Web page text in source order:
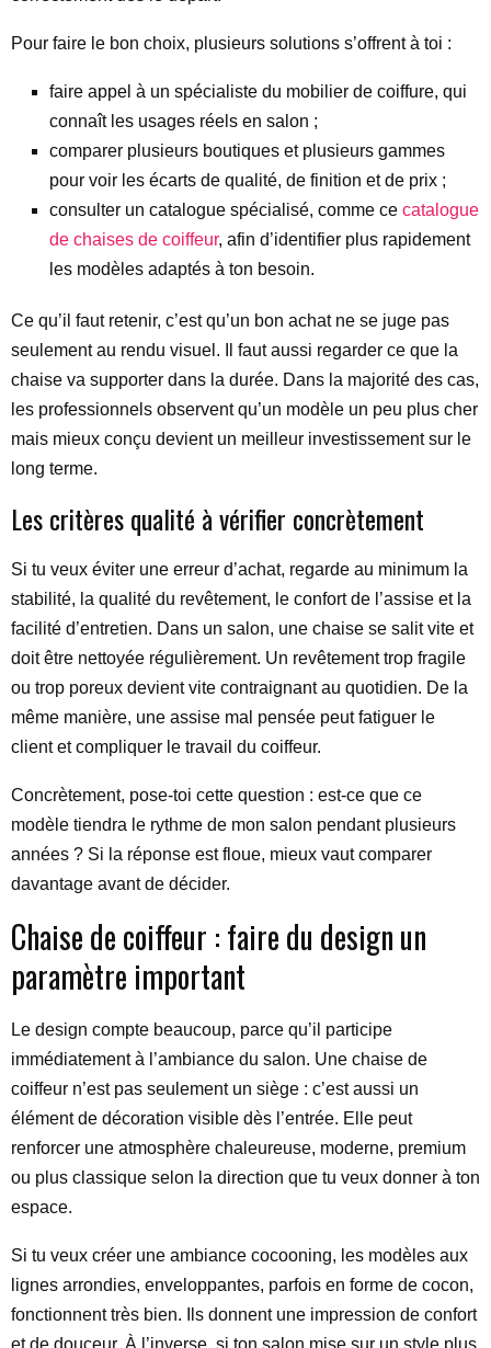
Pour faire le bon choix, plusieurs solutions s’offrent à toi :
faire appel à un spécialiste du mobilier de coiffure, qui
connaît les usages réels en salon ;
comparer plusieurs boutiques et plusieurs gammes
pour voir les écarts de qualité, de finition et de prix ;
consulter un catalogue spécialisé, comme ce catalogue
de chaises de coiffeur, afin d’identifier plus rapidement
les modèles adaptés à ton besoin.
Ce qu’il faut retenir, c’est qu’un bon achat ne se juge pas
seulement au rendu visuel. Il faut aussi regarder ce que la
chaise va supporter dans la durée. Dans la majorité des cas,
les professionnels observent qu’un modèle un peu plus cher
mais mieux conçu devient un meilleur investissement sur le
long terme.
Les critères qualité à vérifier concrètement
Si tu veux éviter une erreur d’achat, regarde au minimum la
stabilité, la qualité du revêtement, le confort de l’assise et la
facilité d’entretien. Dans un salon, une chaise se salit vite et
doit être nettoyée régulièrement. Un revêtement trop fragile
ou trop poreux devient vite contraignant au quotidien. De la
même manière, une assise mal pensée peut fatiguer le
client et compliquer le travail du coiffeur.
Concrètement, pose-toi cette question : est-ce que ce
modèle tiendra le rythme de mon salon pendant plusieurs
années ? Si la réponse est floue, mieux vaut comparer
davantage avant de décider.
Chaise de coiffeur : faire du design un
paramètre important
Le design compte beaucoup, parce qu’il participe
immédiatement à l’ambiance du salon. Une chaise de
coiffeur n’est pas seulement un siège : c’est aussi un
élément de décoration visible dès l’entrée. Elle peut
renforcer une atmosphère chaleureuse, moderne, premium
ou plus classique selon la direction que tu veux donner à ton
espace.
Si tu veux créer une ambiance cocooning, les modèles aux
lignes arrondies, enveloppantes, parfois en forme de cocon,
fonctionnent très bien. Ils donnent une impression de confort
et de douceur. À l’inverse, si ton salon mise sur un style plus